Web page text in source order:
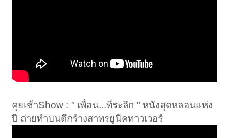
คุยเช้าShow : " เพื่อน...ที่ระลึก " หนังสุดหลอนแห่ง
ปี ถ่ายทำบนตึกร้างสาทรยูนีคทาวเวอร์